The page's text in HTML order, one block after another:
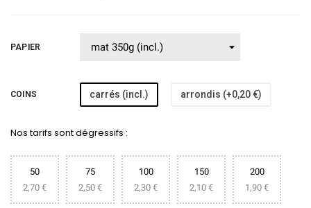
PAPIER
COINS carrés (incl.) arrondis (+0,20 €)
Nos tarifs sont dégressifs :
50
2,70 €
75
2,50 €
100
2,30 €
150
2,10 €
200
1,90 €